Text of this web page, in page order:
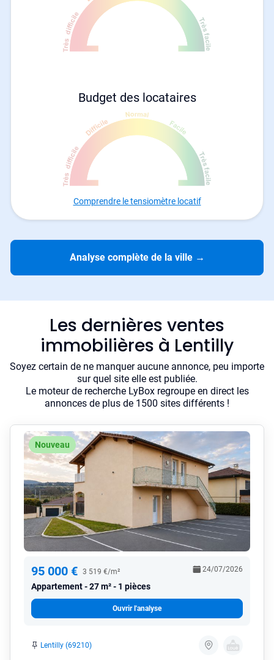
Budget des locataires
Comprendre le tensiomètre locatif
Analyse complète de la ville →
Les dernières ventes
immobilières à Lentilly
Soyez certain de ne manquer aucune annonce, peu importe
sur quel site elle est publiée.
Le moteur de recherche LyBox regroupe en direct les
annonces de plus de 1500 sites différents !
Nouveau
95 000 € 3 519 €/m²
Appartement 27 m² - 1 pièces
24/07/2026
Ouvrir l'analyse
Lentilly (69210)